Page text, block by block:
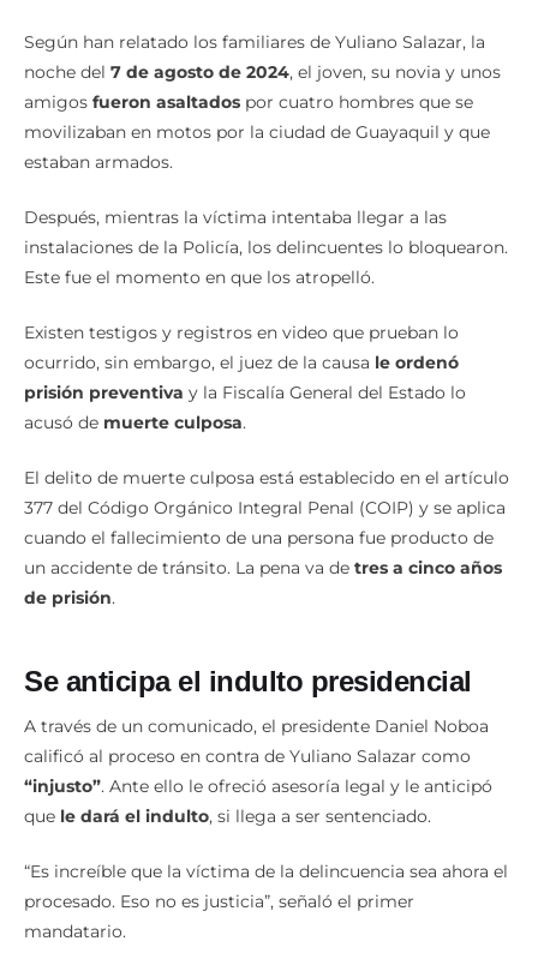
Según han relatado los familiares de Yuliano Salazar, la
noche del 7 de agosto de 2024, el joven, su novia y unos
amigos fueron asaltados por cuatro hombres que se
movilizaban en motos por la ciudad de Guayaquil y que
estaban armados.
Después, mientras la víctima intentaba llegar a las
instalaciones de la Policía, los delincuentes lo bloquearon.
Este fue el momento en que los atropelló.
Existen testigos y registros en video que prueban lo
ocurrido, sin embargo, el juez de la causa le ordenó
prisión preventiva y la Fiscalía General del Estado lo
acusó de muerte culposa.
El delito de muerte culposa está establecido en el artículo
377 del Código Orgánico Integral Penal (COIP) y se aplica
cuando el fallecimiento de una persona fue producto de
un accidente de tránsito. La pena va de tres a cinco años
de prisión.
Se anticipa el indulto presidencial
A través de un comunicado, el presidente Daniel Noboa
calificó al proceso en contra de Yuliano Salazar como
“injusto”. Ante ello le ofreció asesoría legal y le anticipó
que le dará el indulto, si llega a ser sentenciado.
“Es increíble que la víctima de la delincuencia sea ahora el
procesado. Eso no es justicia”, señaló el primer
mandatario.